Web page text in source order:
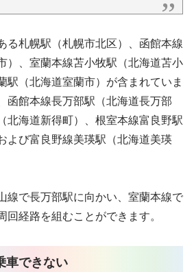
る札幌駅（札幌市北区）、函館本線
）、室蘭本線苫小牧駅（北海道苫小
駅（北海道室蘭市）が含まれていま
函館本線長万部駅（北海道長万部
北海道新得町）、根室本線富良野駅
よび富良野線美瑛駅（北海道美瑛
線で長万部駅に向かい、室蘭本線で
回経路を組むことができます。
車できない